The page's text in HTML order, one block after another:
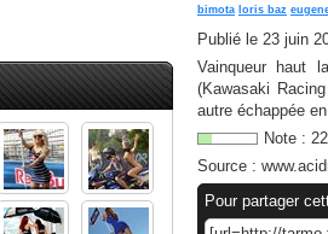
bimota loris baz
Publié le 23 juin
Vainqueur haut
(Kawasaki
autre échappée
Note : 22
Source :
Pour partager